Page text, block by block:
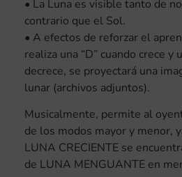
• La Luna es visible tanto de
contrario que el Sol.
• A efectos de reforzar el
realiza una “D” cuando crece y
decrece, se proyectará una
lunar (archivos adjuntos).
Musicalmente, permite al
de los modos mayor y menor,
LUNA CRECIENTE se
de LUNA MENGUANTE en